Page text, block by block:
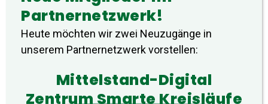
Partnernetzwerk!
Heute möchten wir zwei Neuzugänge in
unserem Partnernetzwerk vorstellen:
Mittelstand-Digital
Zentrum Smarte Kreisläufe